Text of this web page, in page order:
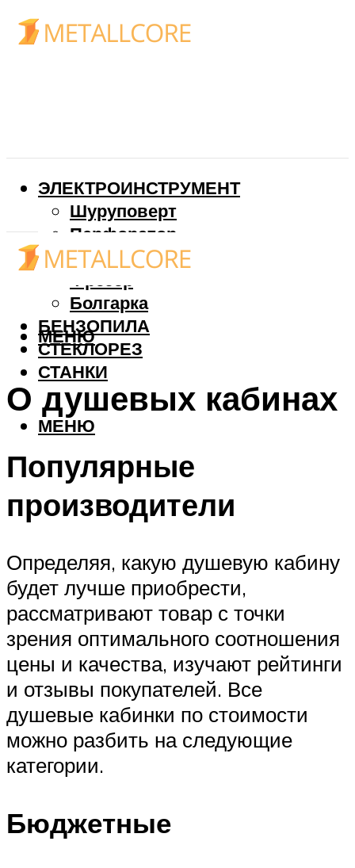
ЭЛЕКТРОИНСТРУМЕНТ
Шуруповерт
Перфоратор
Дрель
Фрезер
Болгарка
БЕНЗОПИЛА
СТЕКЛОРЕЗ
СТАНКИ
МЕНЮ
МЕНЮ
О душевых кабинах
Популярные
производители
Определяя, какую душевую кабину
будет лучше приобрести,
рассматривают товар с точки
зрения оптимального соотношения
цены и качества, изучают рейтинги
и отзывы покупателей. Все
душевые кабинки по стоимости
можно разбить на следующие
категории.
Бюджетные